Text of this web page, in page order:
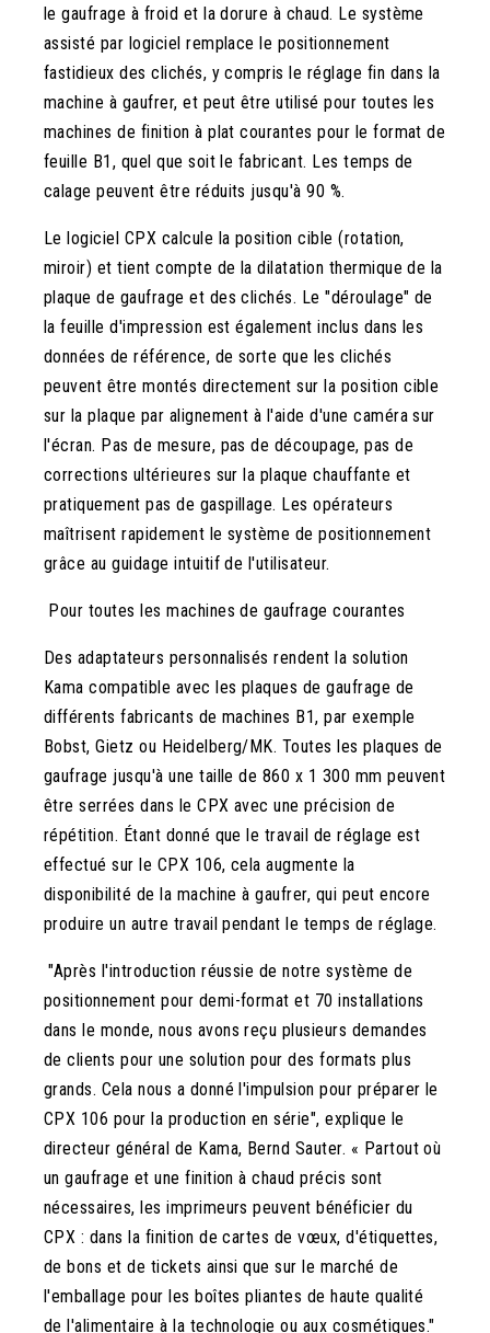
le gaufrage à froid et la dorure à chaud. Le système
assisté par logiciel remplace le positionnement
fastidieux des clichés, y compris le réglage fin dans la
machine à gaufrer, et peut être utilisé pour toutes les
machines de finition à plat courantes pour le format de
feuille B1, quel que soit le fabricant. Les temps de
calage peuvent être réduits jusqu'à 90 %.
Le logiciel CPX calcule la position cible (rotation,
miroir) et tient compte de la dilatation thermique de la
plaque de gaufrage et des clichés. Le "déroulage" de
la feuille d'impression est également inclus dans les
données de référence, de sorte que les clichés
peuvent être montés directement sur la position cible
sur la plaque par alignement à l'aide d'une caméra sur
l'écran. Pas de mesure, pas de découpage, pas de
corrections ultérieures sur la plaque chauffante et
pratiquement pas de gaspillage. Les opérateurs
maîtrisent rapidement le système de positionnement
grâce au guidage intuitif de l'utilisateur.
Pour toutes les machines de gaufrage courantes
Des adaptateurs personnalisés rendent la solution
Kama compatible avec les plaques de gaufrage de
différents fabricants de machines B1, par exemple
Bobst, Gietz ou Heidelberg/MK. Toutes les plaques de
gaufrage jusqu'à une taille de 860 x 1 300 mm peuvent
être serrées dans le CPX avec une précision de
répétition. Étant donné que le travail de réglage est
effectué sur le CPX 106, cela augmente la
disponibilité de la machine à gaufrer, qui peut encore
produire un autre travail pendant le temps de réglage.
"Après l'introduction réussie de notre système de
positionnement pour demi-format et 70 installations
dans le monde, nous avons reçu plusieurs demandes
de clients pour une solution pour des formats plus
grands. Cela nous a donné l'impulsion pour préparer le
CPX 106 pour la production en série", explique le
directeur général de Kama, Bernd Sauter. « Partout où
un gaufrage et une finition à chaud précis sont
nécessaires, les imprimeurs peuvent bénéficier du
CPX : dans la finition de cartes de vœux, d'étiquettes,
de bons et de tickets ainsi que sur le marché de
l'emballage pour les boîtes pliantes de haute qualité
de l'alimentaire à la technologie ou aux cosmétiques."